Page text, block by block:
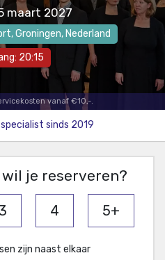
maart 2027
,Groningen, Nederland
20:15
vanaf €10,-.
sinds 2019
je reserveren?
4 5+
zijn naast elkaar